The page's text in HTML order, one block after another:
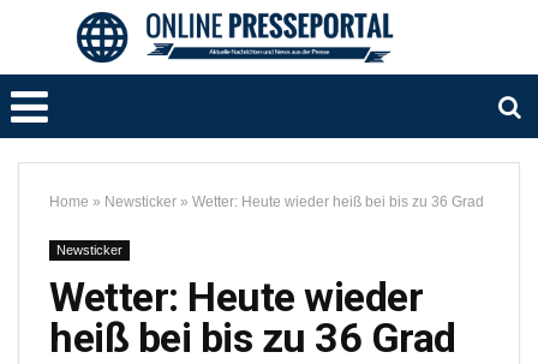
Home » Newsticker » Wetter: Heute wieder heiß bei bis zu 36 Grad
Newsticker
Wetter: Heute wieder
heiß bei bis zu 36 Grad